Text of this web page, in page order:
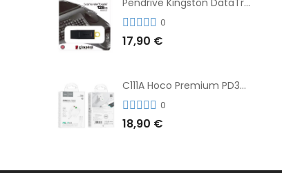
0
17,90 €
C111A Hoco Premium PD30W Adaptador de Carga Rápida Puerto Dual USB+Tipo C + Cable
0
18,90 €